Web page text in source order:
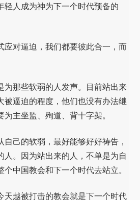
人成为神为下一个时代预备的
应对逼迫，我们都要彼此合一，而
为那些软弱的人发声。目前站出来
被逼迫的程度，他们也没有办法继
主坐监、殉道、背十字架。
自己的软弱，最好能够好好祷告，
人。因为站出来的人，不单是为自
个中国教会和下一个时代去站立。
天越被打击的教会就是下一个时代